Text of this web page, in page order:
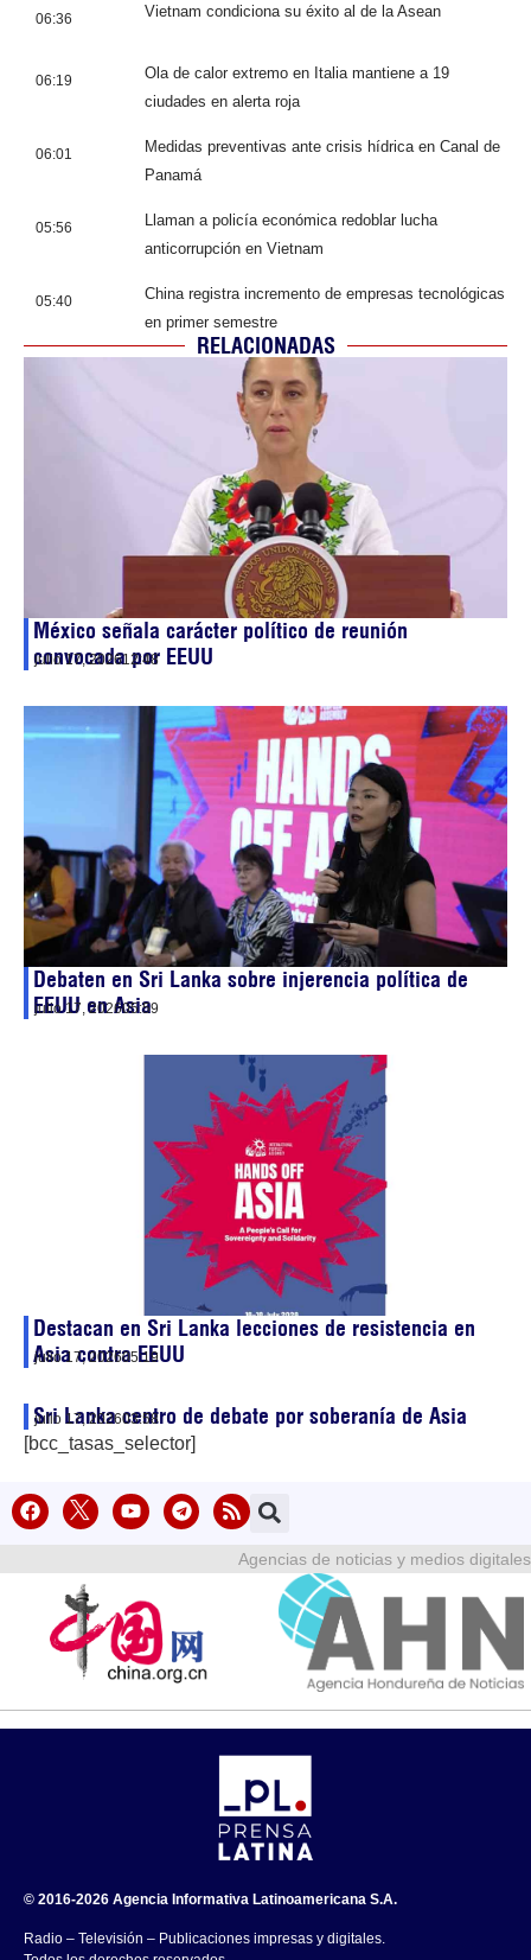
06:36 Vietnam condiciona su éxito al de la Asean
06:19
Ola de calor extremo en Italia mantiene a 19
ciudades en alerta roja
06:01
Medidas preventivas ante crisis hídrica en Canal de
Panamá
05:56
Llaman a policía económica redoblar lucha
anticorrupción en Vietnam
05:40
China registra incremento de empresas tecnológicas
en primer semestre
RELACIONADAS
México señala carácter político de reunión
convocada por EEUU
julio 17, 202612:48
Debaten en Sri Lanka sobre injerencia política de
EEUU en Asia
julio 17, 202605:59
Destacan en Sri Lanka lecciones de resistencia en
Asia contra EEUU
julio 17, 202605:19
Sri Lanka centro de debate por soberanía de Asia
julio 17, 202603:58
[bcc_tasas_selector]
Agencias de noticias y medios digitales
© 2016-2026 Agencia Informativa Latinoamericana S.A.
Radio – Televisión – Publicaciones impresas y digitales.